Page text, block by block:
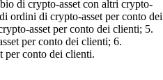
di crypto-asset con altri crypto-
ordini di crypto-asset per conto dei
asset per conto dei clienti; 5.
per conto dei clienti; 6.
per conto dei clienti.